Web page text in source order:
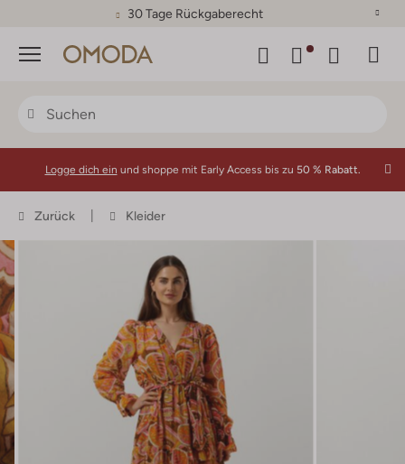
30 Tage Rückgaberecht
Menü
Logge dich ein und shoppe mit Early Access bis zu 50 % Rabatt.
Zurück Kleider